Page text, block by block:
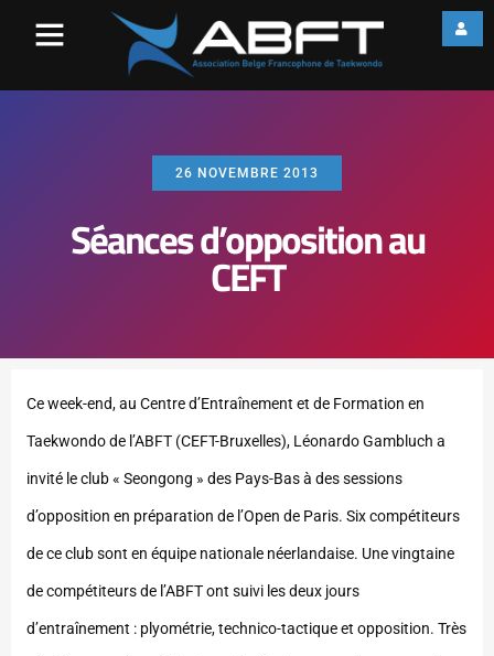
26 NOVEMBRE 2013
Séances d’opposition au
CEFT
Ce week-end, au Centre d’Entraînement et de Formation en
Taekwondo de l’ABFT (CEFT-Bruxelles), Léonardo Gambluch a
invité le club « Seongong » des Pays-Bas à des sessions
d’opposition en préparation de l’Open de Paris. Six compétiteurs
de ce club sont en équipe nationale néerlandaise. Une vingtaine
de compétiteurs de l’ABFT ont suivi les deux jours
d’entraînement : plyométrie, technico-tactique et opposition. Très